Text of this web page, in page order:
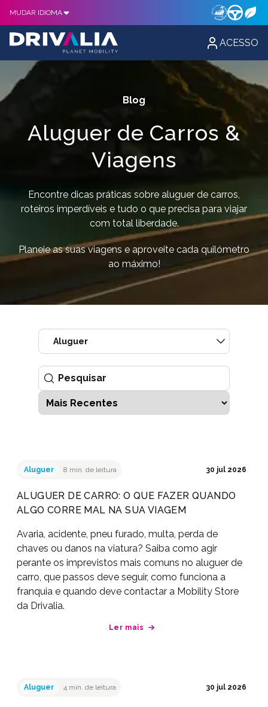
MUDAR IDIOMA
ACESSO
Blog
Aluguer de Carros &
Viagens
Encontre dicas práticas sobre aluguer de carros,
roteiros imperdíveis e tudo o que precisa para viajar
com total liberdade.
Planeie as suas viagens e aproveite cada quilómetro
ao máximo!
Aluguer
Aluguer 8 min. de leitura 30 jul 2026
ALUGUER DE CARRO: O QUE FAZER QUANDO
ALGO CORRE MAL NA SUA VIAGEM
Avaria, acidente, pneu furado, multa, perda de
chaves ou danos na viatura? Saiba como agir
perante os imprevistos mais comuns no aluguer de
carro, que passos deve seguir, como funciona a
franquia e quando deve contactar a Mobility Store
da Drivalia.
Ler mais
Aluguer 4 min. de leitura 30 jul 2026